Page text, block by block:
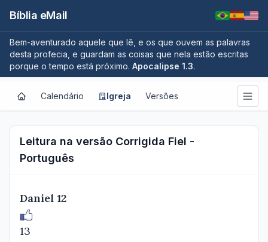
Bíblia eMail
Bem-aventurado aquele que lê, e os que ouvem as palavras
desta profecia, e guardam as coisas que nela estão escritas
porque o tempo está próximo. Apocalipse 1.3.
Calendário Igreja Versões
Leitura na versão Corrigida Fiel -
Português
Daniel 12
13